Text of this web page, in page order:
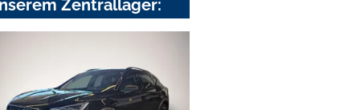
Zentrallager: